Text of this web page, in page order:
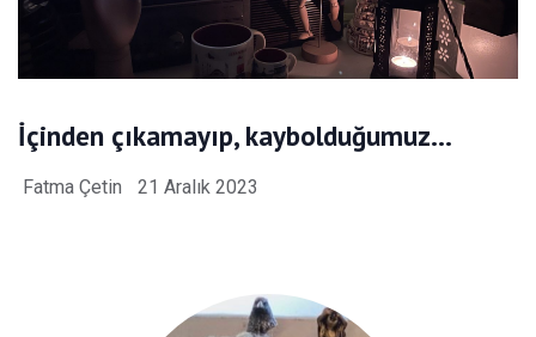
İçinden çıkamayıp, kaybolduğumuz…
Fatma Çetin 21 Aralık 2023